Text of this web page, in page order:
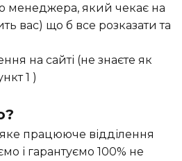
менеджера, який чекає на
вас) що б все розказати та
на сайті (не знаєте як
1 )
працююче відділення
і гарантуємо 100% не